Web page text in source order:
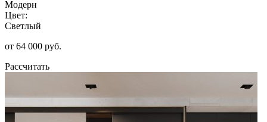
Модерн
Цвет:
Светлый
от 64 000 руб.
Рассчитать